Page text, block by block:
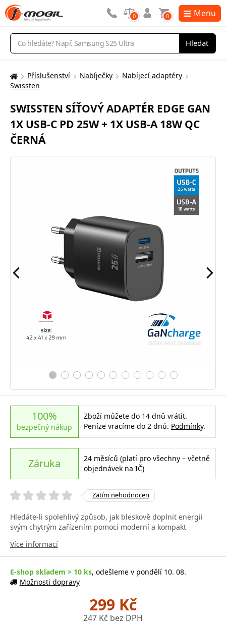
Vyhledávání
Hledat
0 0 Menu
Zde
nacházíte:
Příslušenství Nabíječky
Nabíjecí adaptéry
Swissten
SWISSTEN SÍŤOVÝ ADAPTÉR EDGE GAN
1X USB-C PD 25W + 1X USB-A 18W QC
ČERNÁ
100%
bezpečný nákup
Zboží můžete do 14 dnů vrátit.
Peníze vracíme do 2 dnů. Podmínky.
Záruka
24 měsíců (platí pro všechny – včetně
objednávek na IČ)
Zatím nehodnocen
Hledáte-li spolehlivý způsob, jak bleskově doplnit energii
svým chytrým zařízením pomocí moderní a kompakt
Více informací
E-shop skladem > 10 ks, odešleme v pondělí 10. 08.
Možnosti dopravy
299 Kč
247 Kč bez DPH